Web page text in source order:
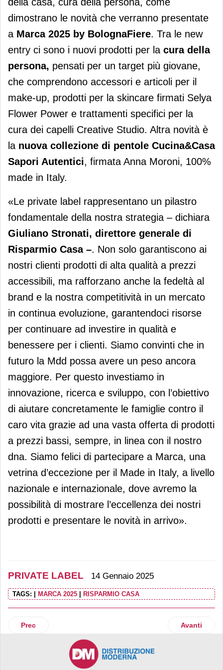
dimostrano le novità che verranno presentate
a Marca 2025 by BolognaFiere. Tra le new
entry ci sono i nuovi prodotti per la cura della
persona, pensati per un target più giovane,
che comprendono accessori e articoli per il
make-up, prodotti per la skincare firmati Selya
Flower Power e trattamenti specifici per la
cura dei capelli Creative Studio. Altra novità è
la nuova collezione di pentole Cucina&Casa
Sapori Autentici, firmata Anna Moroni, 100%
made in Italy.
«Le private label rappresentano un pilastro
fondamentale della nostra strategia – dichiara
Giuliano Stronati, direttore generale di
Risparmio Casa –. Non solo garantiscono ai
nostri clienti prodotti di alta qualità a prezzi
accessibili, ma rafforzano anche la fedeltà al
brand e la nostra competitività in un mercato
in continua evoluzione, garantendoci risorse
per continuare ad investire in qualità e
benessere per i clienti. Siamo convinti che in
futuro la Mdd possa avere un peso ancora
maggiore. Per questo investiamo in
innovazione, ricerca e sviluppo, con l’obiettivo
di aiutare concretamente le famiglie contro il
caro vita grazie ad una vasta offerta di prodotti
a prezzi bassi, sempre, in linea con il nostro
dna. Siamo felici di partecipare a Marca, una
vetrina d’eccezione per il Made in Italy, a livello
nazionale e internazionale, dove avremo la
possibilità di mostrare l’eccellenza dei nostri
prodotti e presentare le novità in arrivo».
PRIVATE LABEL 14 Gennaio 2025
TAGS: MARCA 2025 RISPARMIO CASA
Articolo precedente: Crai, in arrivo nuove referenze Mdd
Prec Articolo
Avanti